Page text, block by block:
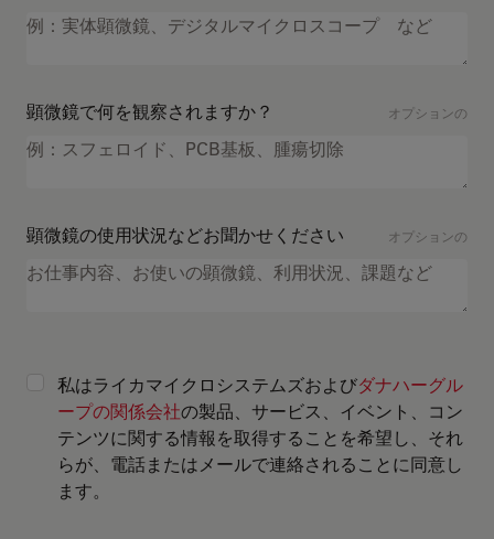
顕微鏡で何を観察されますか？ オプションの
顕微鏡の使用状況などお聞かせください オプションの
私はライカマイクロシステムズおよびダナハーグル
ープの関係会社の製品、サービス、イベント、コン
テンツに関する情報を取得することを希望し、それ
らが、電話またはメールで連絡されることに同意し
ます。